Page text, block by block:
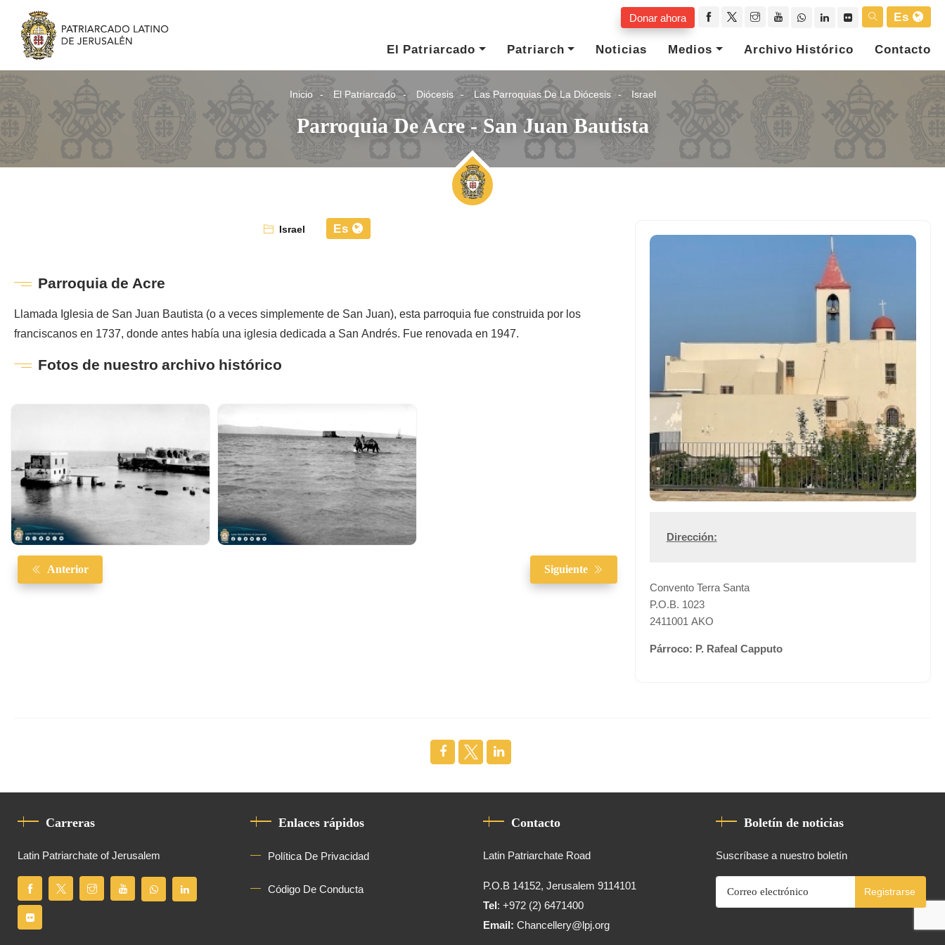
Donar ahora
Es
El Patriarcado
Patriarch Noticias Medios Archivo Histórico Contacto
Inicio El Patriarcado Diócesis Las Parroquias De La Diócesis Israel
Parroquia De Acre - San Juan Bautista
Israel Es
Parroquia de Acre
Llamada Iglesia de San Juan Bautista (o a veces simplemente de San Juan), esta parroquia fue construida por los
franciscanos en 1737, donde antes había una iglesia dedicada a San Andrés. Fue renovada en 1947.
Fotos de nuestro archivo histórico
Anterior Siguiente
Dirección:
Convento Terra Santa
P.O.B. 1023
2411001 AKO
Párroco: P. Rafeal Capputo
Carreras
Latin Patriarchate of Jerusalem
Enlaces rápidos
Política De Privacidad
Código De Conducta
Contacto
Latin Patriarchate Road
P.O.B 14152, Jerusalem 9114101
Tel: +972 (2) 6471400
Email:Chancellery@lpj.org
Boletín de noticias
Suscríbase a nuestro boletín
Registrarse